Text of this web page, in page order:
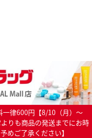
一律600円【8/10（月）～
りも商品の発送までにお時
めご了承ください】